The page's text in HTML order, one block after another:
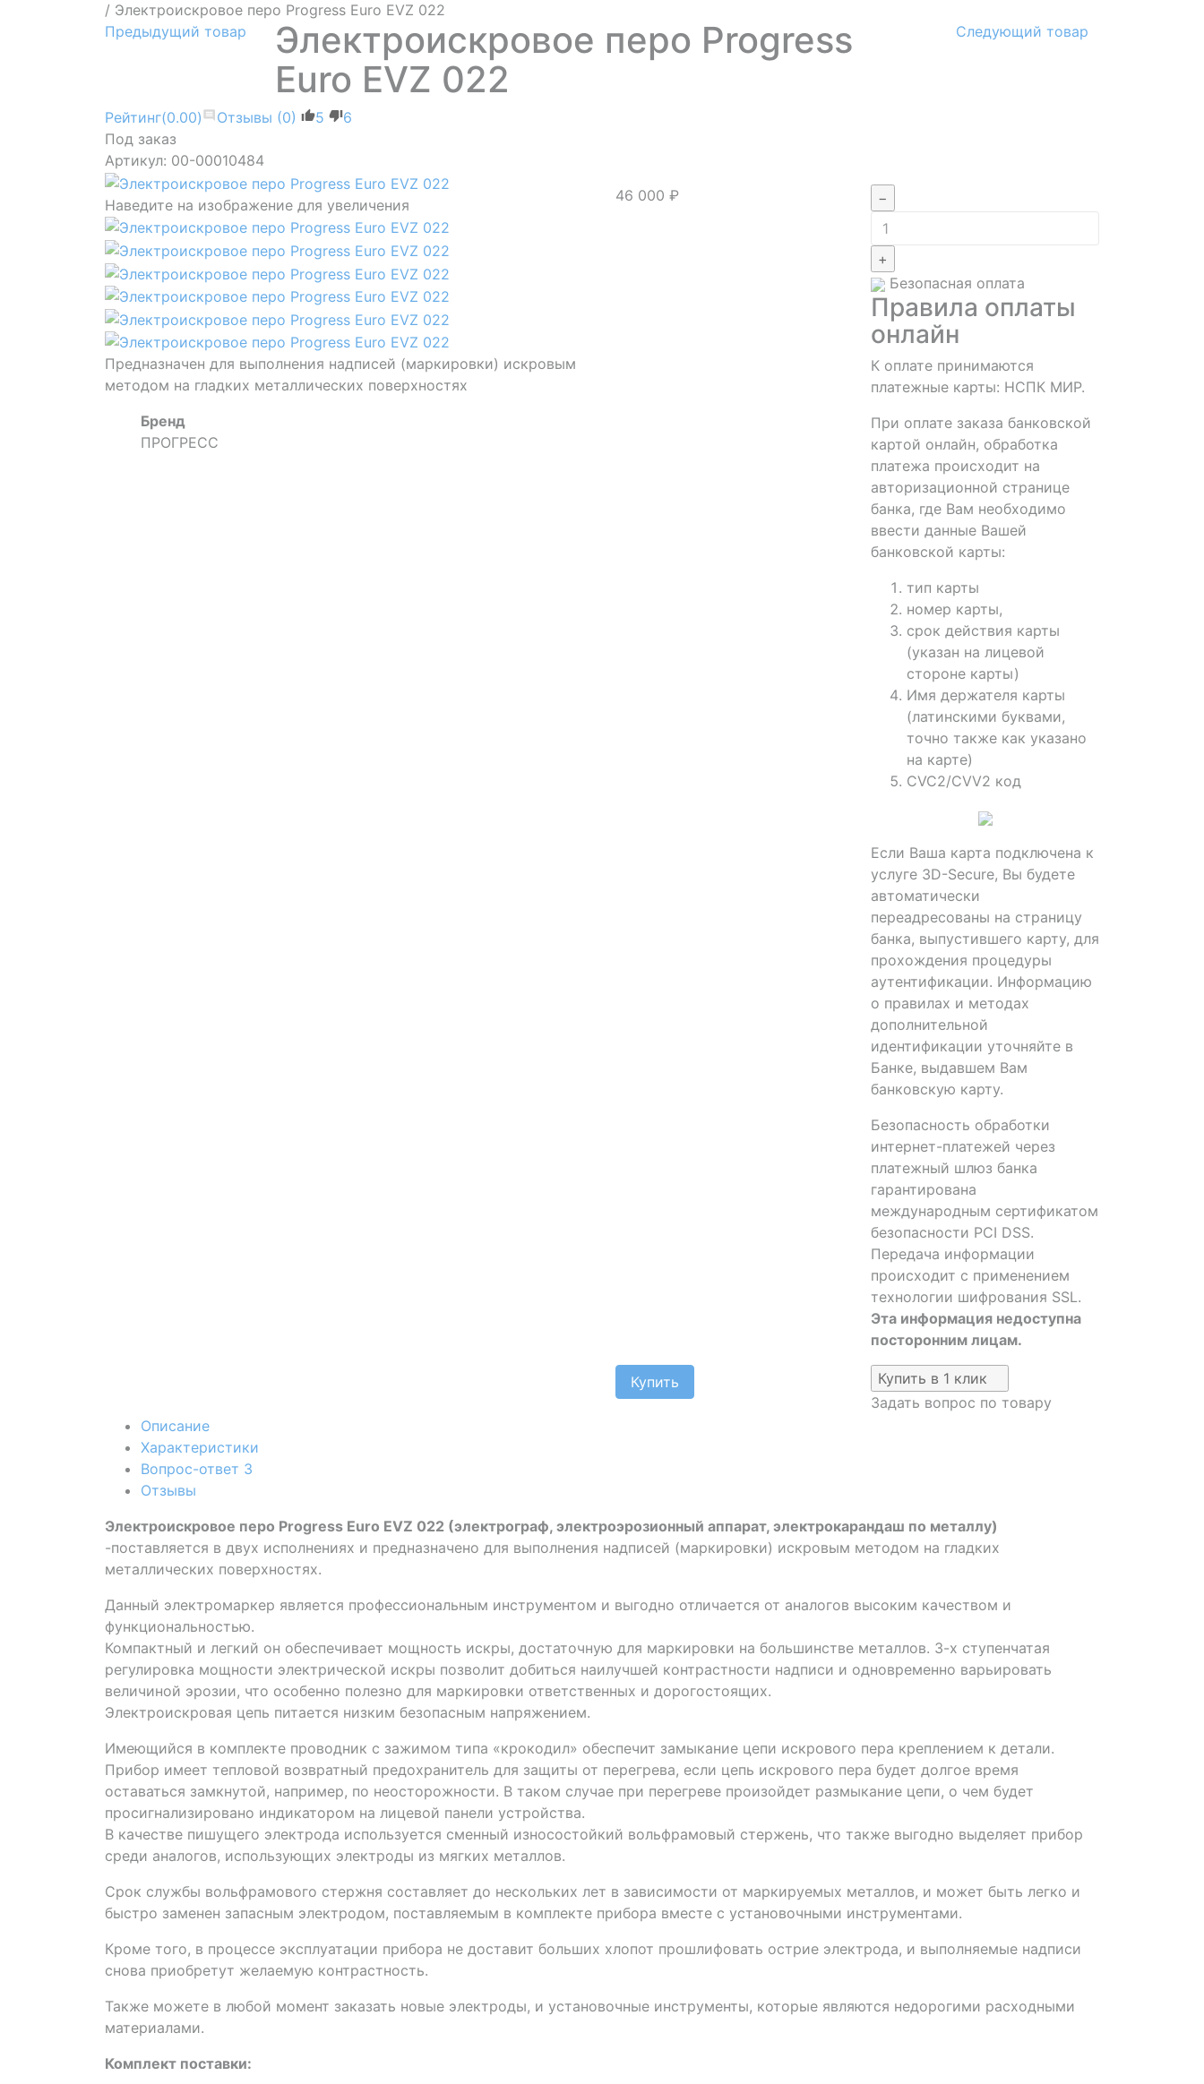
/ Электроискровое перо Progress Euro EVZ 022
Предыдущий товар
Электроискровое перо Progress
Euro EVZ 022
Следующий товар
Рейтинг(0.00) Отзывы (0) 5
6
Под заказ
Артикул: 00-00010484
Наведите на изображение для увеличения
Предназначен для выполнения надписей (маркировки) искровым
методом на гладких металлических поверхностях
Бренд
ПРОГРЕСС
46 000 ₽ −
+
Безопасная оплата
Правила оплаты
онлайн
К оплате принимаются
платежные карты: НСПК МИР.
При оплате заказа банковской
картой онлайн, обработка
платежа происходит на
авторизационной странице
банка, где Вам необходимо
ввести данные Вашей
банковской карты:
тип карты
номер карты,
срок действия карты
(указан на лицевой
стороне карты)
Имя держателя карты
(латинскими буквами,
точно также как указано
на карте)
CVC2/CVV2 код
Если Ваша карта подключена к
услуге 3D-Secure, Вы будете
автоматически
переадресованы на страницу
банка, выпустившего карту, для
прохождения процедуры
аутентификации. Информацию
о правилах и методах
дополнительной
идентификации уточняйте в
Банке, выдавшем Вам
банковскую карту.
Безопасность обработки
интернет-платежей через
платежный шлюз банка
гарантирована
международным сертификатом
безопасности PCI DSS.
Передача информации
происходит с применением
технологии шифрования SSL.
Эта информация недоступна
посторонним лицам.
Купить
Купить в 1 клик
Задать вопрос по товару
Описание
Характеристики
Вопрос-ответ 3
Отзывы
Электроискровое перо Progress Euro EVZ 022 (электрограф, электроэрозионный аппарат, электрокарандаш по металлу)
-поставляется в двух исполнениях и предназначено для выполнения надписей (маркировки) искровым методом на гладких
металлических поверхностях.
Данный электромаркер является профессиональным инструментом и выгодно отличается от аналогов высоким качеством и
функциональностью.
Компактный и легкий он обеспечивает мощность искры, достаточную для маркировки на большинстве металлов. 3-х ступенчатая
регулировка мощности электрической искры позволит добиться наилучшей контрастности надписи и одновременно варьировать
величиной эрозии, что особенно полезно для маркировки ответственных и дорогостоящих.
Электроискровая цепь питается низким безопасным напряжением.
Имеющийся в комплекте проводник с зажимом типа «крокодил» обеспечит замыкание цепи искрового пера креплением к детали.
Прибор имеет тепловой возвратный предохранитель для защиты от перегрева, если цепь искрового пера будет долгое время
оставаться замкнутой, например, по неосторожности. В таком случае при перегреве произойдет размыкание цепи, о чем будет
просигнализировано индикатором на лицевой панели устройства.
В качестве пишущего электрода используется сменный износостойкий вольфрамовый стержень, что также выгодно выделяет прибор
среди аналогов, использующих электроды из мягких металлов.
Срок службы вольфрамового стержня составляет до нескольких лет в зависимости от маркируемых металлов, и может быть легко и
быстро заменен запасным электродом, поставляемым в комплекте прибора вместе с установочными инструментами.
Кроме того, в процессе эксплуатации прибора не доставит больших хлопот прошлифовать острие электрода, и выполняемые надписи
снова приобретут желаемую контрастность.
Также можете в любой момент заказать новые электроды, и установочные инструменты, которые являются недорогими расходными
материалами.
Комплект поставки: